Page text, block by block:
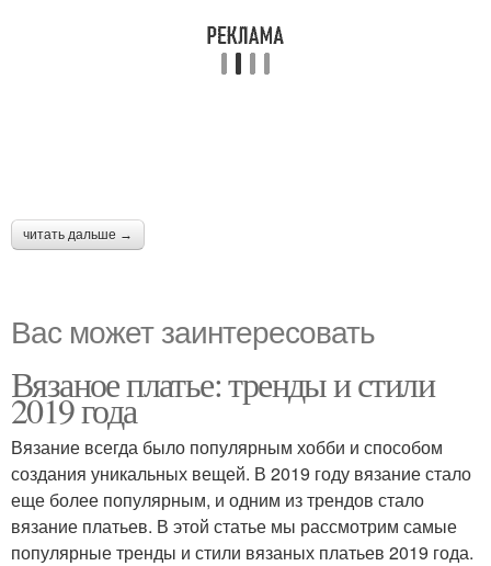
читать дальше →
Вас может заинтересовать
Вязаное платье: тренды и стили
2019 года
Вязание всегда было популярным хобби и способом
создания уникальных вещей. В 2019 году вязание стало
еще более популярным, и одним из трендов стало
вязание платьев. В этой статье мы рассмотрим самые
популярные тренды и стили вязаных платьев 2019 года.